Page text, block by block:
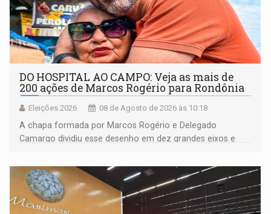
DO HOSPITAL AO CAMPO: Veja as mais de
200 ações de Marcos Rogério para Rondônia
Eleições 2026 08 de Agosto de 2026 às 10:18
A chapa formada por Marcos Rogério e Delegado
Camargo dividiu esse desenho em dez grandes eixos e